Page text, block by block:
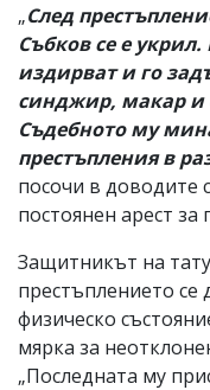
„След
Събков се е
издирват и го
синджир, макар и
Съдебното му
престъпления в
посочи в доводите
постоянен арест за
Защитникът на
престъплението
физическо
мярка за
„Последната му